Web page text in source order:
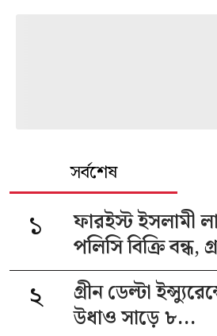
সর্বশেষ
১
ফারইস্ট ইসলামী
পলিসি বিক্রি বন্ধ,
২
গ্রীন ডেল্টা
উধাও সাড়ে ৮...